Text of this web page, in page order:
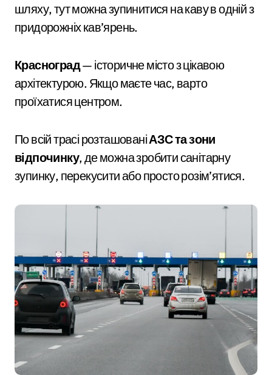
шляху, тут можна зупинитися на каву в одній з
придорожніх кав’ярень.
Красноград— історичне місто з цікавою
архітектурою. Якщо маєте час, варто
проїхатися центром.
По всій трасі розташованіАЗС та зони
відпочинку, де можна зробити санітарну
зупинку, перекусити або просто розім’ятися.